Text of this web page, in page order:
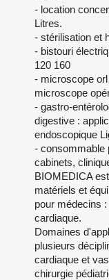
- location
Litres.
- stérilisation et
- bistouri
120 160
- microscope
microscope
- gastro-
digestive :
endoscopique
- consommable
cabinets,
BIOMEDICA
matériels et
pour médecins
cardiaque.
Domaines
plusieurs
cardiaque et
chirurgie